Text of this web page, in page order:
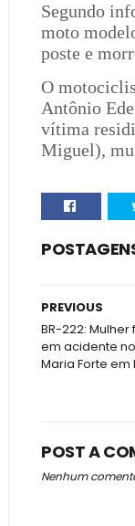
Segundo
moto
poste e
O
Antônio
vítima
Miguel),
PREVIOUS
BR-222:
em acidente
Maria Forte em
POST A
Nenhum